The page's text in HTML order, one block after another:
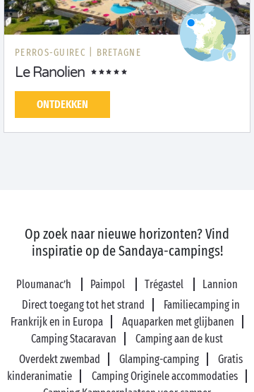
PERROS-GUIREC | BRETAGNE
Le Ranolien
ONTDEKKEN
Op zoek naar nieuwe horizonten? Vind
inspiratie op de Sandaya-campings!
Ploumanac’h Paimpol Trégastel
Lannion
Direct toegang tot het strand
Familiecamping in
Frankrijk en in Europa
Aquaparken met glijbanen
Camping Stacaravan
Camping aan de kust
Overdekt zwembad
Glamping-camping
Gratis
kinderanimatie
Camping Originele accommodaties